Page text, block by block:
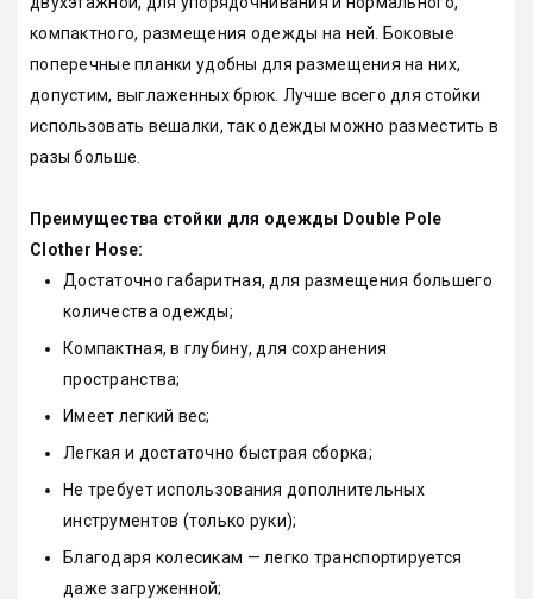
компактного, размещения одежды на ней. Боковые
поперечные планки удобны для размещения на них,
допустим, выглаженных брюк. Лучше всего для стойки
использовать вешалки, так одежды можно разместить в
разы больше.
Преимущества стойки для одежды Double Pole
Clother Hose:
Достаточно габаритная, для размещения большего
количества одежды;
Компактная, в глубину, для сохранения
пространства;
Имеет легкий вес;
Легкая и достаточно быстрая сборка;
Не требует использования дополнительных
инструментов (только руки);
Благодаря колесикам — легко транспортируется
даже загруженной;